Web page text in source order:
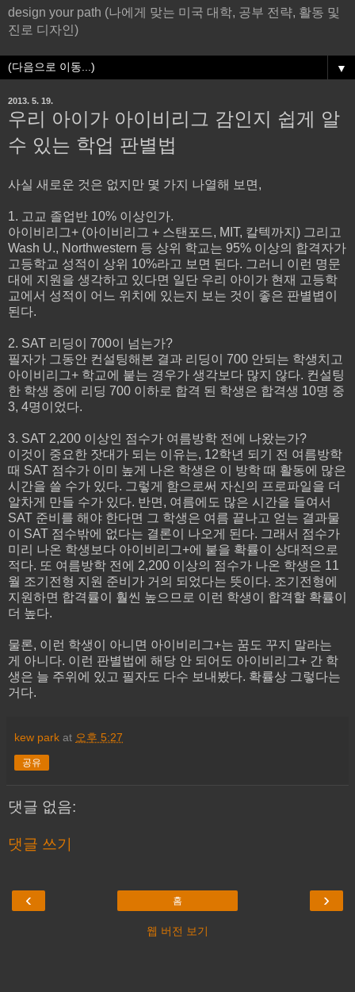
design your path (나에게 맞는 미국 대학, 공부 전략, 활동 및
진로 디자인)
▼
2013. 5. 19.
우리 아이가 아이비리그 감인지 쉽게 알
수 있는 학업 판별법
사실 새로운 것은 없지만 몇 가지 나열해 보면,
1. 고교 졸업반 10% 이상인가.
아이비리그+ (아이비리그 + 스탠포드, MIT, 칼텍까지) 그리고
Wash U., Northwestern 등 상위 학교는 95% 이상의 합격자가
고등학교 성적이 상위 10%라고 보면 된다. 그러니 이런 명문
대에 지원을 생각하고 있다면 일단 우리 아이가 현재 고등학
교에서 성적이 어느 위치에 있는지 보는 것이 좋은 판별볍이
된다.
2. SAT 리딩이 700이 넘는가?
필자가 그동안 컨설팅해본 결과 리딩이 700 안되는 학생치고
아이비리그+ 학교에 붙는 경우가 생각보다 많지 않다. 컨설팅
한 학생 중에 리딩 700 이하로 합격 된 학생은 합격생 10명 중
3, 4명이었다.
3. SAT 2,200 이상인 점수가 여름방학 전에 나왔는가?
이것이 중요한 잣대가 되는 이유는, 12학년 되기 전 여름방학
때 SAT 점수가 이미 높게 나온 학생은 이 방학 때 활동에 많은
시간을 쓸 수가 있다. 그렇게 함으로써 자신의 프로파일을 더
알차게 만들 수가 있다. 반면, 여름에도 많은 시간을 들여서
SAT 준비를 해야 한다면 그 학생은 여름 끝나고 얻는 결과물
이 SAT 점수밖에 없다는 결론이 나오게 된다. 그래서 점수가
미리 나온 학생보다 아이비리그+에 붙을 확률이 상대적으로
적다. 또 여름방학 전에 2,200 이상의 점수가 나온 학생은 11
월 조기전형 지원 준비가 거의 되었다는 뜻이다. 조기전형에
지원하면 합격률이 훨씬 높으므로 이런 학생이 합격할 확률이
더 높다.
물론, 이런 학생이 아니면 아이비리그+는 꿈도 꾸지 말라는
게 아니다. 이런 판별법에 해당 안 되어도 아이비리그+ 간 학
생은 늘 주위에 있고 필자도 다수 보내봤다. 확률상 그렇다는
거다.
kew park at 오후 5:27
공유
댓글 없음:
댓글 쓰기
‹ ›
홈
웹 버전 보기